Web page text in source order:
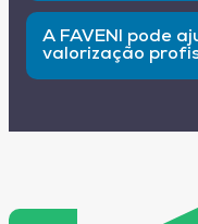
Peça um plano
prazos claros
A FAVENI pode
valorização